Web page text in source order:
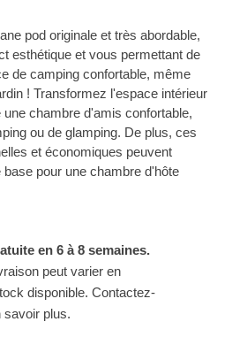
pod originale et très abordable,
esthétique et vous permettant de
de camping confortable, même
! Transformez l'espace intérieur
une chambre d'amis confortable,
ou de glamping. De plus, ces
et économiques peuvent
pour une chambre d'hôte
en 6 à 8 semaines.
peut varier en
disponible. Contactez-
savoir plus.